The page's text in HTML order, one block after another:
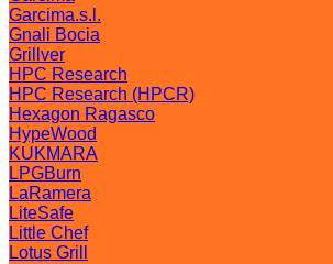
Garcima.s.l.
Gnali Bocia
Grillver
HPC Research
HPC Research (HPCR)
Hexagon Ragasco
HypeWood
KUKMARA
LPGBurn
LaRamera
LiteSafe
Little Chef
Lotus Grill